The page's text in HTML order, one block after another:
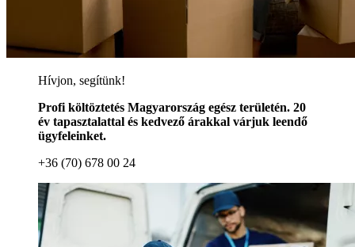
Hívjon, segítünk!
Profi költöztetés Magyarország egész területén. 20
év tapasztalattal és kedvező árakkal várjuk leendő
ügyfeleinket.
+36 (70) 678 00 24